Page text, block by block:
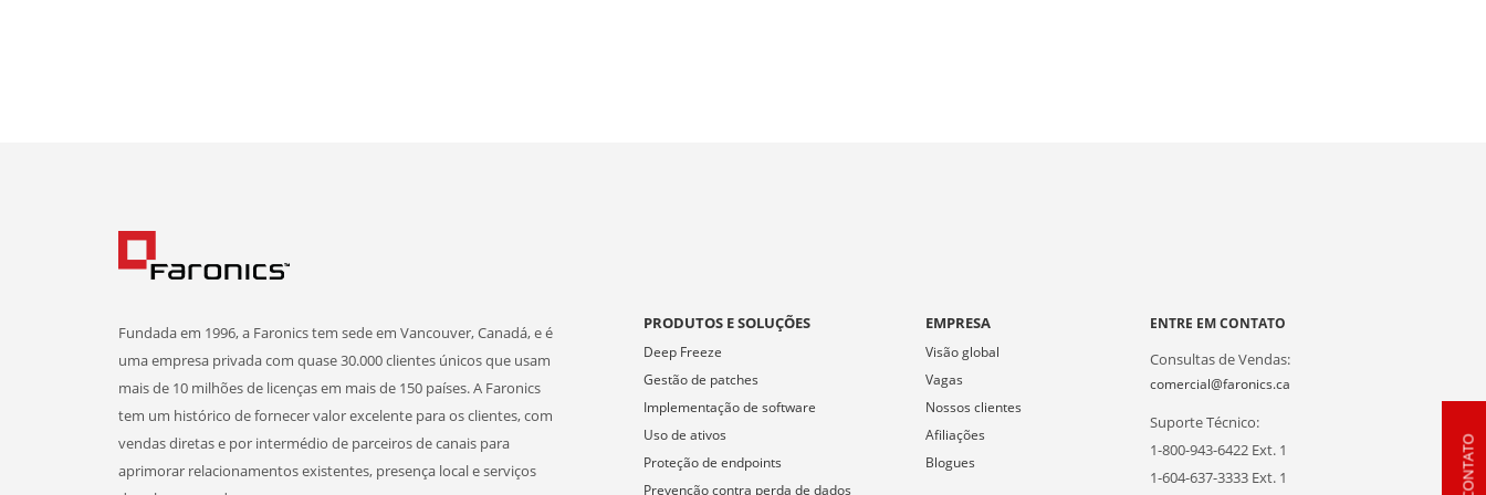
Fundada em 1996, a Faronics tem sede em Vancouver, Canadá, e é
uma empresa privada com quase 30.000 clientes únicos que usam
mais de 10 milhões de licenças em mais de 150 países. A Faronics
tem um histórico de fornecer valor excelente para os clientes, com
vendas diretas e por intermédio de parceiros de canais para
aprimorar relacionamentos existentes, presença local e serviços
PRODUTOS E SOLUÇÕES
Deep Freeze
Gestão de patches
Implementação de software
Uso de ativos
Proteção de endpoints
Prevenção contra perda de dados
EMPRESA
Visão global
Vagas
Nossos clientes
Afiliações
Blogues
ENTRE EM CONTATO
Consultas de Vendas:
comercial@faronics.ca
Suporte Técnico:
1-800-943-6422 Ext. 1
1-604-637-3333 Ext. 1